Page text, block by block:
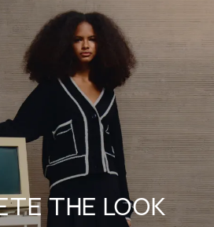
THE LOOK